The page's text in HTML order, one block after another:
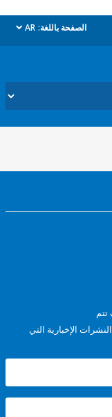
باللغة: AR
dropdown
التي